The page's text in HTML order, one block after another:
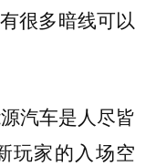
很多暗线可以
汽车是人尽皆
玩家的入场空